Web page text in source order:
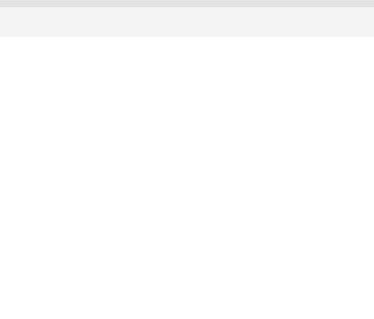
akan Kembangkan Sendiri
Ekonomi Kerakyatan,
Lumpuh Pasca Gempa 7.1